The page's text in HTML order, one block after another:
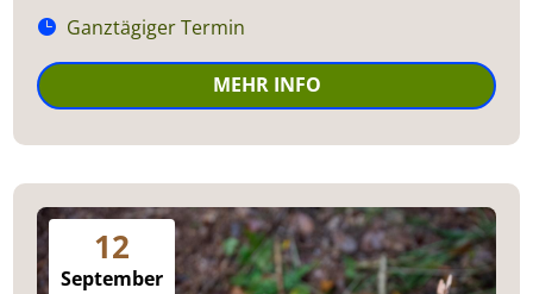
Ganztägiger Termin
MEHR INFO
12
September